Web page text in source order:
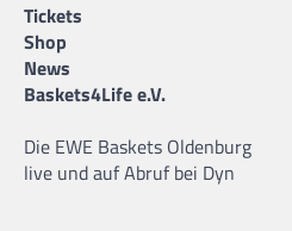
Tickets
Shop
News
Baskets4Life e.V.
Die EWE Baskets Oldenburg
live und auf Abruf bei Dyn